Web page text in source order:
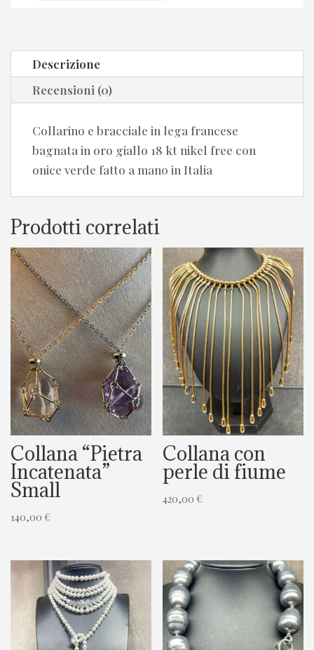
bijoux
con
onice
nikel
free
quantità
Descrizione
Recensioni (0)
Collarino e bracciale in lega francese
bagnata in oro giallo 18 kt nikel free con
onice verde fatto a mano in Italia
Prodotti correlati
Collana “Pietra
Incatenata”
Small
140,00 €
Collana con
perle di fiume
420,00 €